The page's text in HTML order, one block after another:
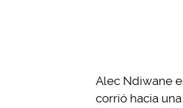
Alec Ndiwane
corrió hacia